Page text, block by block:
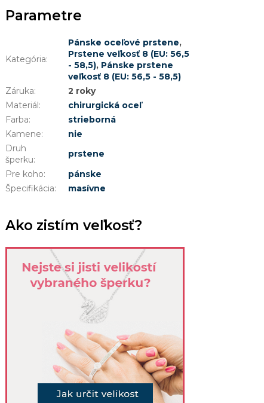
Parametre
Kategória:
Pánske oceľové prstene,
Prstene veľkosť 8 (EU: 56,5
- 58,5), Pánske prstene
veľkosť 8 (EU: 56,5 - 58,5)
Záruka:
2 roky
Materiál:
chirurgická oceľ
Farba:
strieborná
Kamene:
nie
Druh
šperku:
prstene
Pre koho:
pánske
Špecifikácia: masívne
Ako zistím veľkosť?